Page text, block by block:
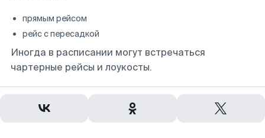
прямым рейсом
рейс с пересадкой
Иногда в расписании могут встречаться
чартерные рейсы и лоукосты.